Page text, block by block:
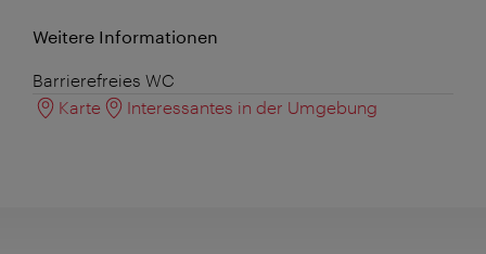
Weitere Informationen
Barrierefreies WC
Karte
Interessantes in der Umgebung